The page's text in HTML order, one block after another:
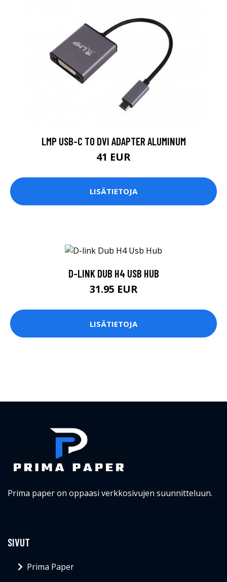
LMP USB-C TO DVI ADAPTER ALUMINUM
41 EUR
LISÄTIETOJA
D-LINK DUB H4 USB HUB
31.95 EUR
LISÄTIETOJA
Prima paper on oppaasi verkkosivujen suunnitteluun.
SIVUT
Prima Paper